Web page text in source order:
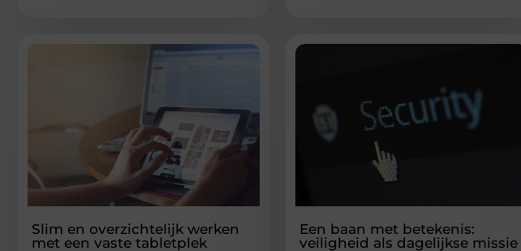
Slim en overzichtelijk werken
met een vaste tabletplek
Een baan met betekenis:
veiligheid als dagelijkse missie